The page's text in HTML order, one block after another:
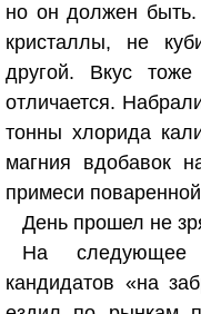
но он должен
кристаллы, не
другой. Вкус
отличается.
тонны хлорида
магния вдобавок
примеси
День прошел не
На следующее
кандидатов «на